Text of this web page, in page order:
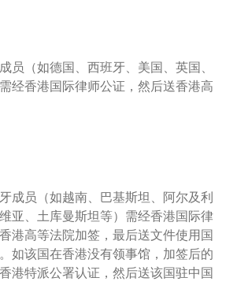
员（如德国、西班牙、美国、英国、
经香港国际律师公证，然后送香港高
成员（如越南、巴基斯坦、阿尔及利
亚、土库曼斯坦等）需经香港国际律
港高等法院加签，最后送文件使用国
如该国在香港没有领事馆，加签后的
港特派公署认证，然后送该国驻中国